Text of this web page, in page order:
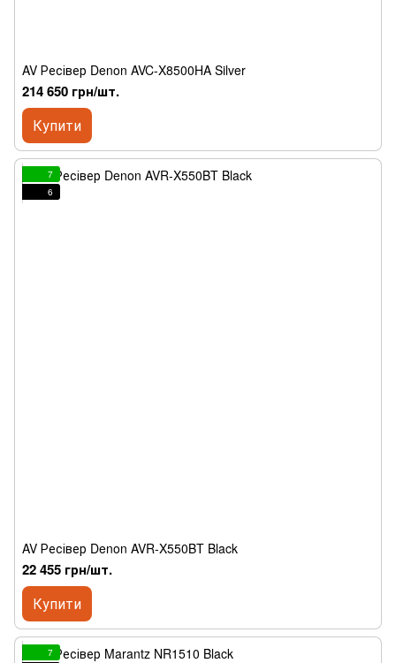
AV Ресівер Denon AVC-X8500HA Silver
214 650 грн/шт.
Купити
7
6
AV Ресівер Denon AVR-X550BT Black
22 455 грн/шт.
Купити
7